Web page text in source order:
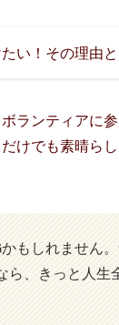
い！その理由
ランティアに
けでも素晴ら
もしれません
、きっと人生